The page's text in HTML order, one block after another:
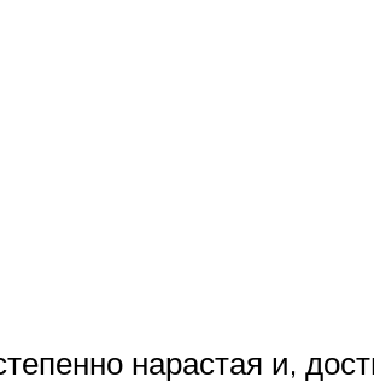
нарастая и,